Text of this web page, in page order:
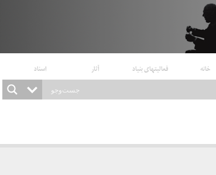
خانه فعالیتهای بنیاد آثار اسناد